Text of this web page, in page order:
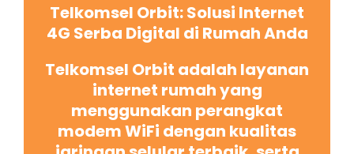
Telkomsel Orbit: Solusi Internet
4G Serba Digital di Rumah Anda
Telkomsel Orbit adalah layanan
internet rumah yang
menggunakan perangkat
modem WiFi dengan kualitas